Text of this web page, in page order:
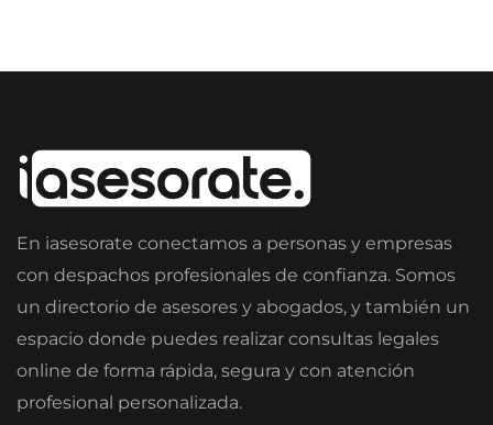
En iasesorate conectamos a personas y empresas
con despachos profesionales de confianza. Somos
un directorio de asesores y abogados, y también un
espacio donde puedes realizar consultas legales
online de forma rápida, segura y con atención
profesional personalizada.